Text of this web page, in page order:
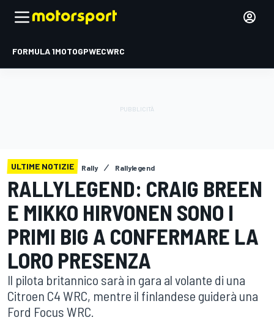
FORMULA 1MOTOGPWECWRC
ULTIME NOTIZIE Rally Rallylegend
RALLYLEGEND: CRAIG BREEN
E MIKKO HIRVONEN SONO I
PRIMI BIG A CONFERMARE LA
LORO PRESENZA
Il pilota britannico sarà in gara al volante di una
Citroen C4 WRC, mentre il finlandese guiderà una
Ford Focus WRC.